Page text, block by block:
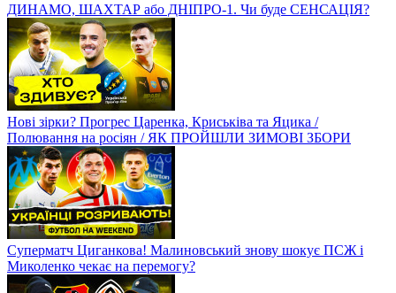
ДИНАМО, ШАХТАР або ДНІПРО-1. Чи буде СЕНСАЦІЯ?
Нові зірки? Прогрес Царенка, Криськіва та Яцика /
Полювання на росіян / ЯК ПРОЙШЛИ ЗИМОВІ ЗБОРИ
Суперматч Циганкова! Малиновський знову шокує ПСЖ і
Миколенко чекає на перемогу?